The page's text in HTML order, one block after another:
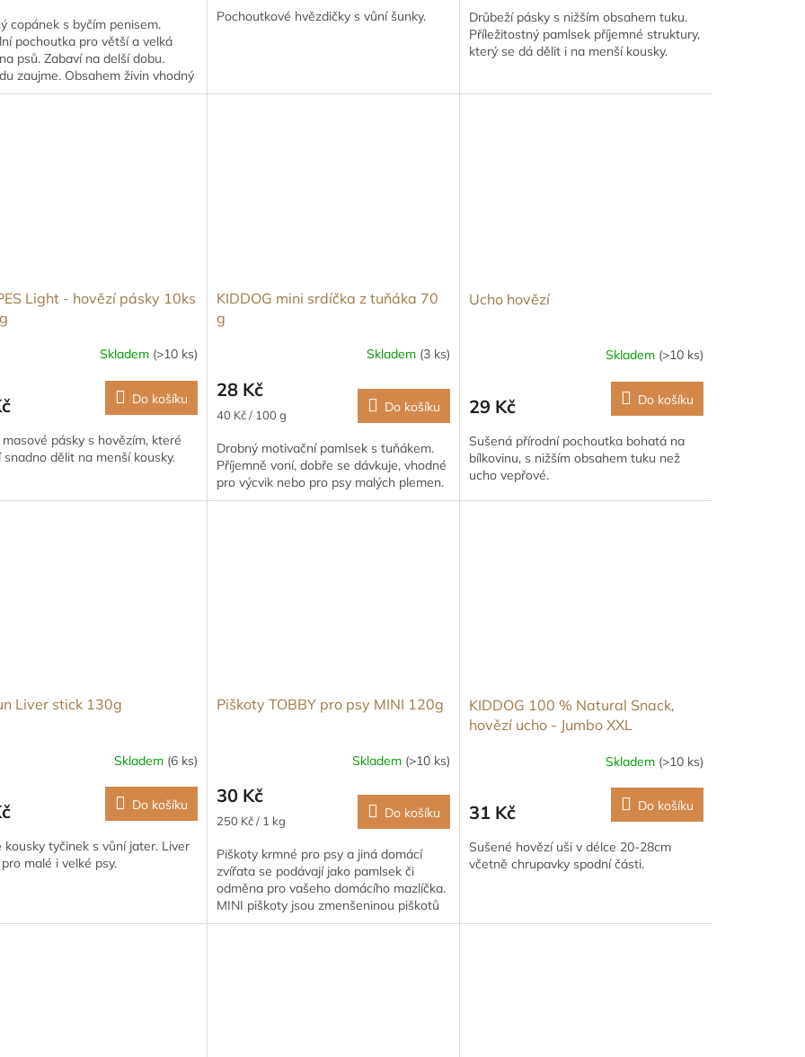
copánek s byčím penisem.
pochoutka pro větší a velká
psů. Zabaví na delší dobu.
zaujme. Obsahem živin vhodný
psy obézní a seniory.
Pochoutkové hvězdičky s vůní šunky.
Drůbeží pásky s nižším obsahem tuku.
Příležitostný pamlsek příjemné struktury,
který se dá dělit i na menší kousky.
Light - hovězí pásky 10ks
Skladem (>10 ks)
Do košíku
pásky s hovězím, které
snadno dělit na menší kousky.
KIDDOG mini srdíčka z tuňáka 70
g
Skladem (3 ks)
28 Kč
Měrná
40 Kč / 100 g Do košíku
Drobný motivační pamlsek s tuňákem.
Příjemně voní, dobře se dávkuje, vhodné
pro výcvik nebo pro psy malých plemen.
Ucho hovězí
Skladem (>10 ks)
29 Kč Do košíku
Sušená přírodní pochoutka bohatá na
bílkovinu, s nižším obsahem tuku než
ucho vepřové.
Liver stick 130g
Skladem (6 ks)
Do košíku
kousky tyčinek s vůní jater. Liver
malé i velké psy.
Piškoty TOBBY pro psy MINI 120g
Skladem (>10 ks)
30 Kč
Měrná
250 Kč / 1 kg Do košíku
Piškoty krmné pro psy a jiná domácí
zvířata se podávají jako pamlsek či
odměna pro vašeho domácího mazlíčka.
MINI piškoty jsou zmenšeninou piškotů
normálních. Není třeba je před...
KIDDOG 100 % Natural Snack,
hovězí ucho - Jumbo XXL
Skladem (>10 ks)
31 Kč Do košíku
Sušené hovězí uši v délce 20-28cm
včetně chrupavky spodní části.